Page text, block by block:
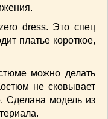
dress. Это спец
платье короткое,
можно делать
не сковывает
Сделана модель из